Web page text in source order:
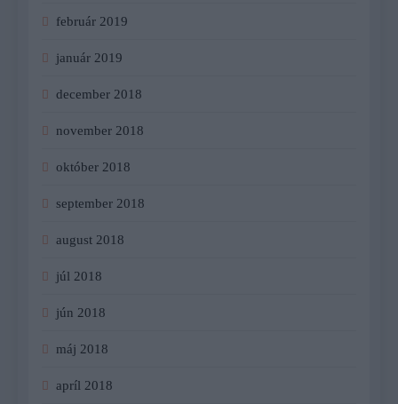
február 2019
január 2019
december 2018
november 2018
október 2018
september 2018
august 2018
júl 2018
jún 2018
máj 2018
apríl 2018